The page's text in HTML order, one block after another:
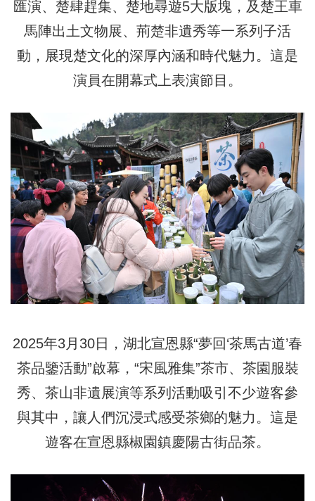
匯演、楚肆趕集、楚地尋遊5大版塊，及楚王車
馬陣出土文物展、荊楚非遺秀等一系列子活
動，展現楚文化的深厚內涵和時代魅力。這是
演員在開幕式上表演節目。
2025年3月30日，湖北宣恩縣“夢回‘茶馬古道’春
茶品鑒活動”啟幕，“宋風雅集”茶市、茶園服裝
秀、茶山非遺展演等系列活動吸引不少遊客參
與其中，讓人們沉浸式感受茶鄉的魅力。這是
遊客在宣恩縣椒園鎮慶陽古街品茶。